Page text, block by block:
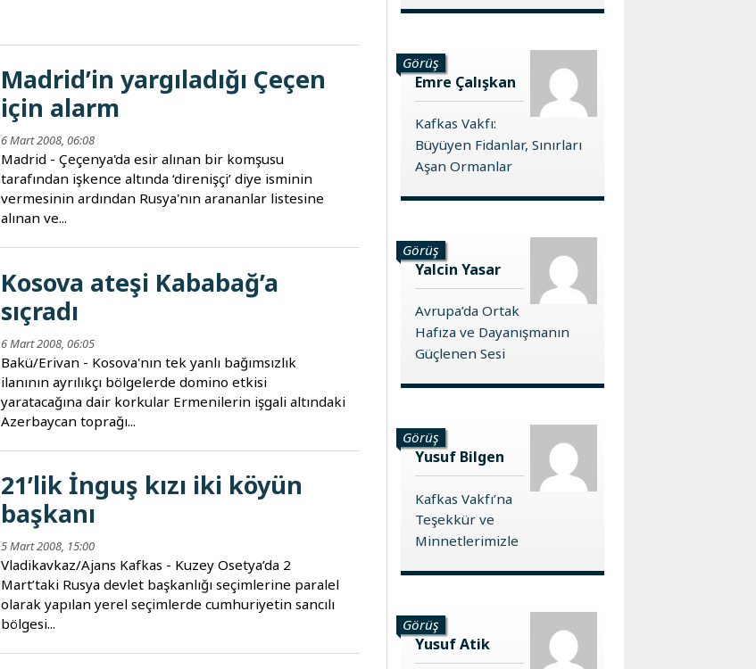
Madrid’in yargıladığı Çeçen
için alarm
6 Mart 2008, 06:08
Madrid - Çeçenya'da esir alınan bir komşusu
tarafından işkence altında ‘direnişçi’ diye isminin
vermesinin ardından Rusya'nın arananlar listesine
alınan ve...
Kosova ateşi Kababağ’a
sıçradı
6 Mart 2008, 06:05
Bakü/Erivan - Kosova'nın tek yanlı bağımsızlık
ilanının ayrılıkçı bölgelerde domino etkisi
yaratacağına dair korkular Ermenilerin işgali altındaki
Azerbaycan toprağı...
21’lik İnguş kızı iki köyün
başkanı
5 Mart 2008, 15:00
Vladikavkaz/Ajans Kafkas - Kuzey Osetya’da 2
Mart’taki Rusya devlet başkanlığı seçimlerine paralel
olarak yapılan yerel seçimlerde cumhuriyetin sancılı
bölgesi...
Görüş
Emre Çalışkan
Kafkas Vakfı:
Büyüyen Fidanlar, Sınırları
Aşan Ormanlar
Görüş
Yalcin Yasar
Avrupa’da Ortak
Hafıza ve Dayanışmanın
Güçlenen Sesi
Görüş
Yusuf Bilgen
Kafkas Vakfı’na
Teşekkür ve
Minnetlerimizle
Görüş
Yusuf Atik